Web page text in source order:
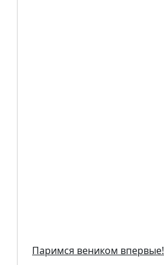
Паримся веником впервые!